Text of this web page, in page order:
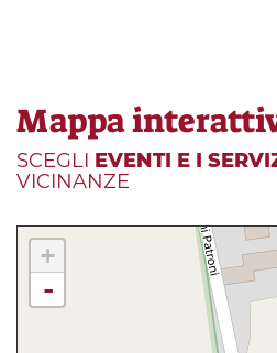
Mappa
SCEGLI EVENTI E I
VICINANZE
+
-